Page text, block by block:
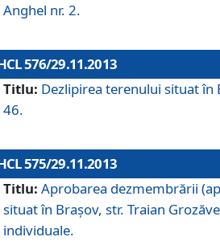
Anghel nr. 2.
576/29.11.2013
Titlu: Dezlipirea terenului situat în
46.
575/29.11.2013
Titlu: Aprobarea dezmembrării
situat în Braşov, str. Traian
individuale.